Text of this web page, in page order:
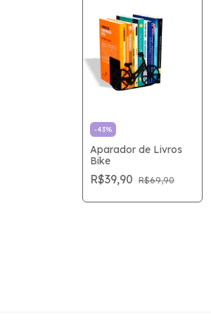
-43%
Aparador de Livros
Bike
R$39,90 R$69,90